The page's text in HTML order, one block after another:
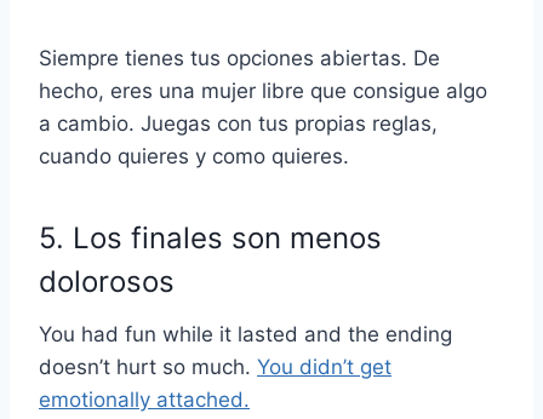
Siempre tienes tus opciones abiertas. De
hecho, eres una mujer libre que consigue algo
a cambio. Juegas con tus propias reglas,
cuando quieres y como quieres.
5. Los finales son menos
dolorosos
You had fun while it lasted and the ending
doesn’t hurt so much. You didn’t get
emotionally attached.